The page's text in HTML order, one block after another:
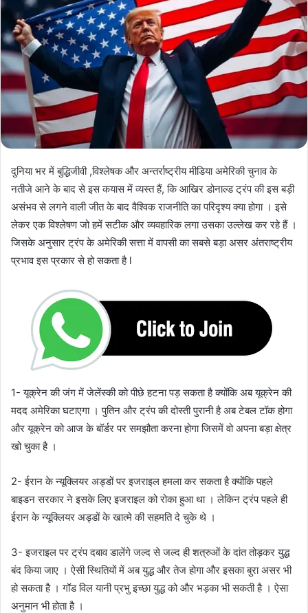
दुनिया भर में बुद्धिजीवी ,विश्लेषक और अन्तर्राष्ट्रीय मीडिया अमेरिकी चुनाव के
नतीजे आने के बाद से इस कयास में व्यस्त हैं, कि आखिर डोनाल्ड ट्रंप की इस बड़ी
असंभव से लगने वाली जीत के बाद वैश्विक राजनीति का परिदृश्य क्या होगा । इसे
लेकर एक विश्लेषण जो हमें सटीक और व्यवहारिक लगा उसका उल्लेख कर रहे हैं ।
जिसके अनुसार ट्रंप के अमेरिकी सत्ता में वापसी का सबसे बड़ा असर अंतराष्ट्रीय
प्रभाव इस प्रकार से हो सकता है l
1- यूक्रेन की जंग में जेलेंस्की को पीछे हटना पड़ सकता है क्योंकि अब यूक्रेन की
मदद अमेरिका घटाएगा । पुतिन और ट्रंप की दोस्ती पुरानी है अब टेबल टॉक होगा
और यूक्रेन को आज के बॉर्डर पर समझौता करना होगा जिसमें वो अपना बड़ा क्षेत्र
खो चुका है ।
2- ईरान के न्यूक्लियर अड्डों पर इजराइल हमला कर सकता है क्योंकि पहले
बाइडन सरकार ने इसके लिए इजराइल को रोका हुआ था । लेकिन ट्रंप पहले ही
ईरान के न्यूक्लियर अड्डों के खात्मे की सहमति दे चुके थे ।
3- इजराइल पर ट्रंप दबाव डालेंगे जल्द से जल्द ही शत्रुओं के दांत तोड़कर युद्ध
बंद किया जाए । ऐसी स्थितियों में अब युद्ध और तेज होगा और इसका बुरा असर भी
हो सकता है । गॉड विल यानी प्रभु इच्छा युद्ध को और भड़का भी सकती है । ऐसा
अनुमान भी होता है ।